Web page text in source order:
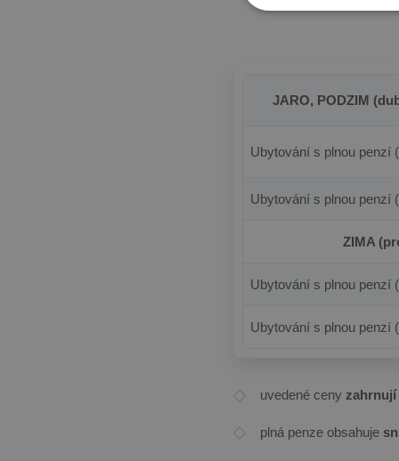
JARO, PODZIM
Ubytování s plnou penzí
Ubytování s plnou penzí
ZIMA
Ubytování s plnou penzí
Ubytování s plnou penzí
uvedené ceny zahrnují
plná penze obsahuje